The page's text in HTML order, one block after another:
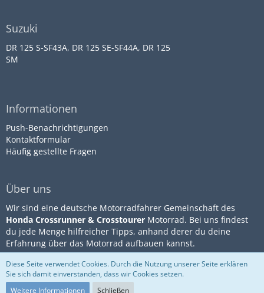
Suzuki
DR 125 S-SF43A, DR 125 SE-SF44A, DR 125
SM
Informationen
Push-Benachrichtigungen
Kontaktformular
Häufig gestellte Fragen
Über uns
Wir sind eine deutsche Motorradfahrer Gemeinschaft des
Honda Crossrunner & Crosstourer Motorrad. Bei uns findest
du jede Menge hilfreicher Tipps, anhand derer du deine
Erfahrung über das Motorrad aufbauen kannst.
Community-Software:WoltLab
Suite™
Impressum
Diese Seite verwendet Cookies. Durch die Nutzung unserer Seite erklären
Sie sich damit einverstanden, dass wir Cookies setzen.
Weitere Informationen
Schließen